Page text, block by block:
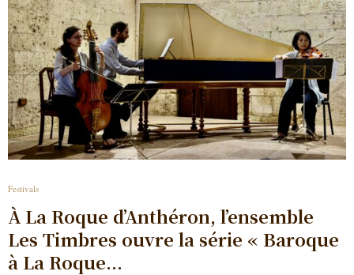
Festivals
À La Roque d’Anthéron, l’ensemble
Les Timbres ouvre la série « Baroque
à La Roque...